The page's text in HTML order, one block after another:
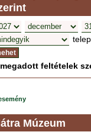
feltételek
Múzeum